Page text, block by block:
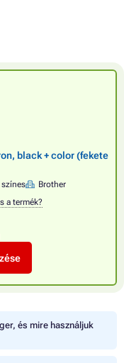
black + color (fekete
színes
Brother
a termék?
és mire használjuk